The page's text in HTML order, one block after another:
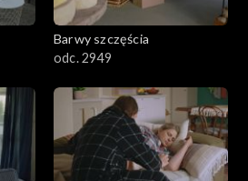
Barwy szczęścia
odc. 2949